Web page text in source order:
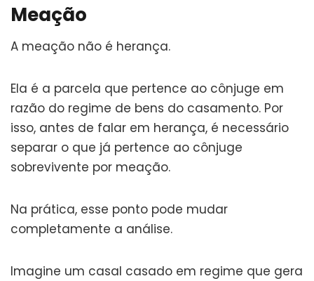
Meação
A meação não é herança.
Ela é a parcela que pertence ao cônjuge em
razão do regime de bens do casamento. Por
isso, antes de falar em herança, é necessário
separar o que já pertence ao cônjuge
sobrevivente por meação.
Na prática, esse ponto pode mudar
completamente a análise.
Imagine um casal casado em regime que gera